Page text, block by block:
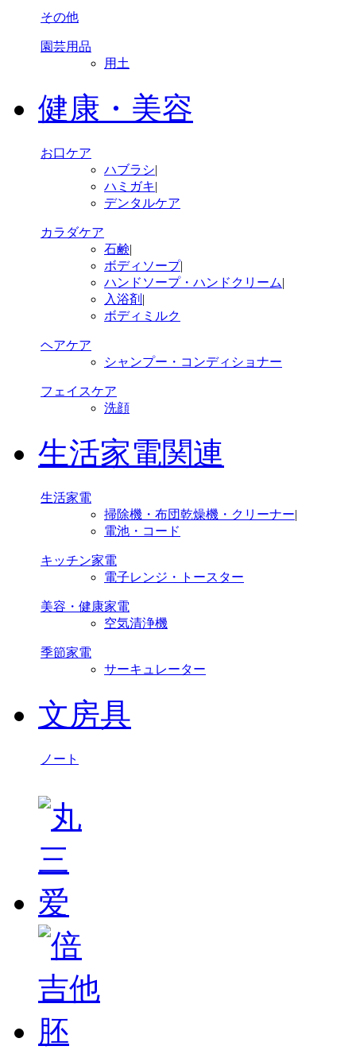
その他
園芸用品
用土
健康・美容
お口ケア
ハブラシ|
ハミガキ|
デンタルケア
カラダケア
石鹸|
ボディソープ|
ハンドソープ・ハンドクリーム|
入浴剤 |
ボディミルク
ヘアケア
シャンプー・コンディショナー
フェイスケア
洗顔
生活家電関連
生活家電
掃除機・布団乾燥機・クリーナー|
電池・コード
キッチン家電
電子レンジ・トースター
美容・健康家電
空気清浄機
季節家電
サーキュレーター
文房具
ノート